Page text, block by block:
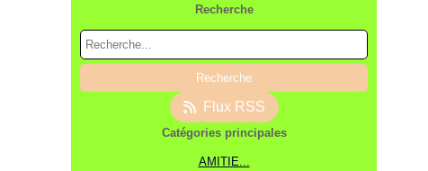
Recherche
Flux RSS
Catégories principales
AMITIE...